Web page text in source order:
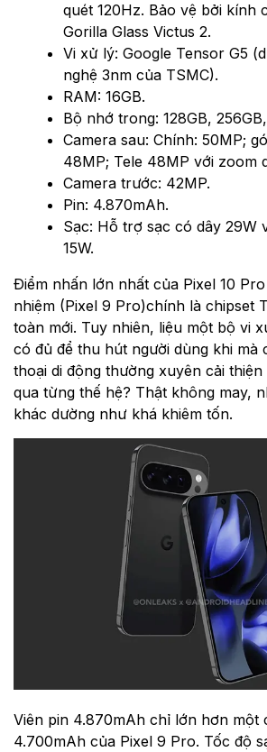
quét 120Hz. Bảo vệ bởi kính
Gorilla Glass Victus 2.
Vi xử lý: Google Tensor G5
nghệ 3nm của TSMC).
RAM: 16GB.
Bộ nhớ trong: 128GB,
Camera sau: Chính: 50MP;
48MP; Tele 48MP với zoom
Camera trước: 42MP.
Pin: 4.870mAh.
Sạc: Hỗ trợ sạc có dây 29W
15W.
Điểm nhấn lớn nhất của Pixel 10
nhiệm (Pixel 9 Pro)chính là chipset
toàn mới. Tuy nhiên, liệu một bộ vi
có đủ để thu hút người dùng khi mà
thoại di động thường xuyên cải
qua từng thế hệ? Thật không may,
khác dường như khá khiêm tốn.
Viên pin 4.870mAh chỉ lớn hơn một
4.700mAh của Pixel 9 Pro. Tốc độ